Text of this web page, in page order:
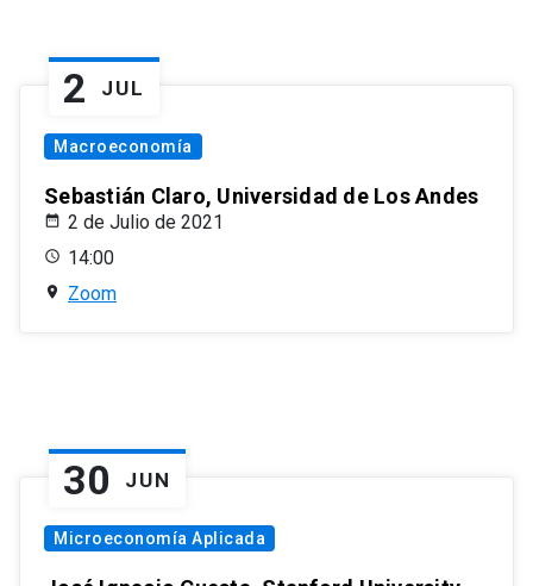
2 JUL
Macroeconomía
Sebastián Claro, Universidad de Los Andes
2 de Julio de 2021
14:00
Zoom
30 JUN
Microeconomía Aplicada